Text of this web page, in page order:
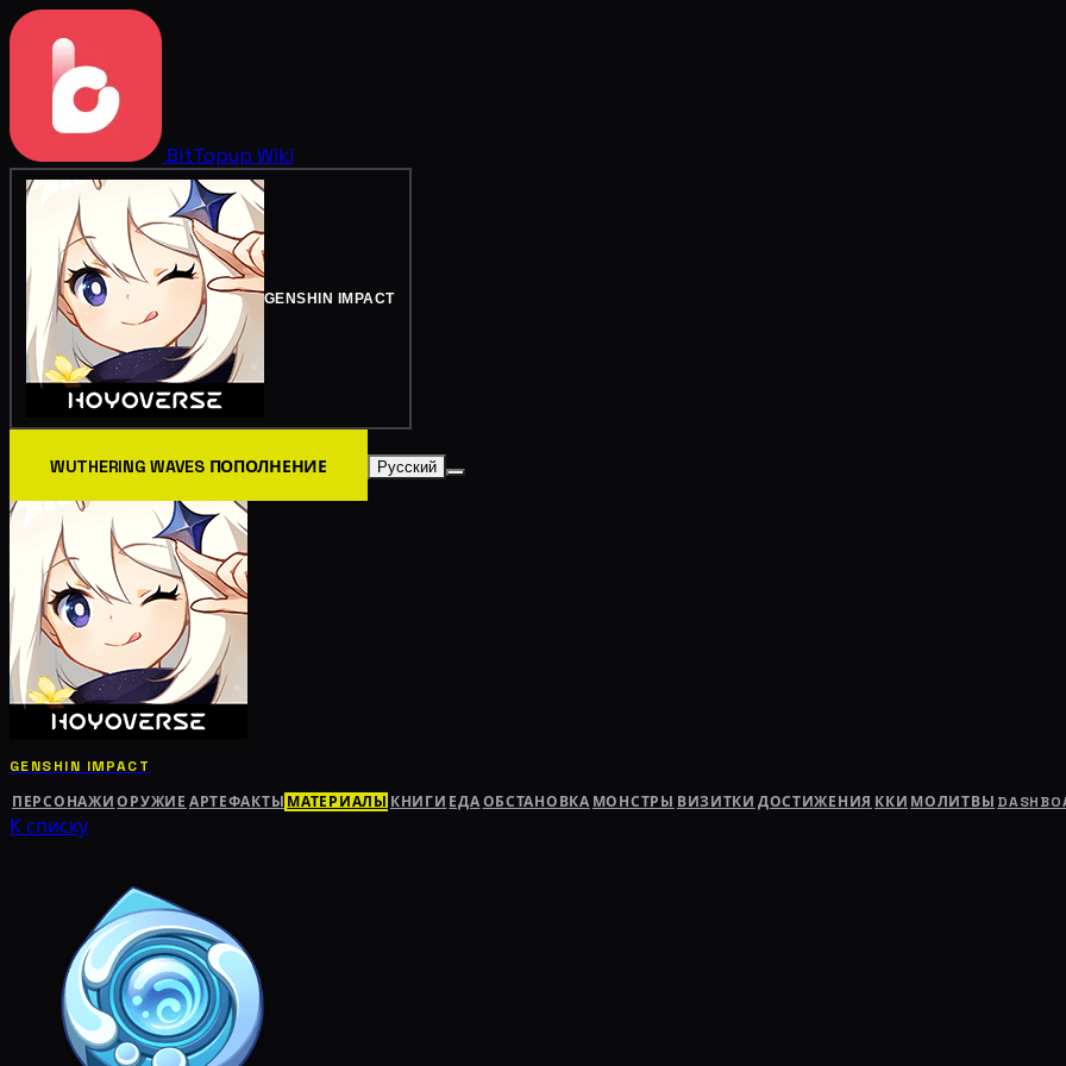
BitTopup Wiki
GENSHIN IMPACT
WUTHERING WAVES ПОПОЛНЕНИЕ Русский
GENSHIN IMPACT
ПЕРСОНАЖИ ОРУЖИЕ АРТЕФАКТЫ МАТЕРИАЛЫ КНИГИ ЕДАОБСТАНОВКА МОНСТРЫ ВИЗИТКИ ДОСТИЖЕНИЯ ККИ МОЛИТВЫ
К списку